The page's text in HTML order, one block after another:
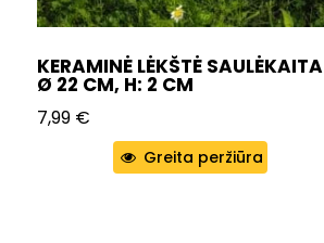
KERAMINĖ LĖKŠTĖ SAULĖKAITA |
Ø 22 CM, H: 2 CM
7,99 €
Greita peržiūra